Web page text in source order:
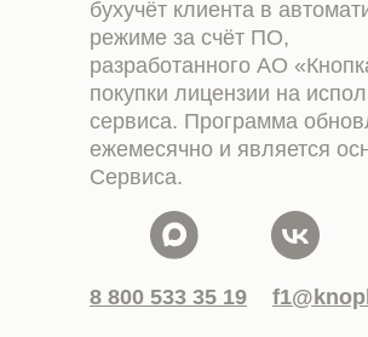
8 800 533 35 19
бухучёт клиента в
режиме за счёт ПО,
разработанного АО
покупки лицензии на
сервиса. Программа
ежемесячно и является
Сервиса.